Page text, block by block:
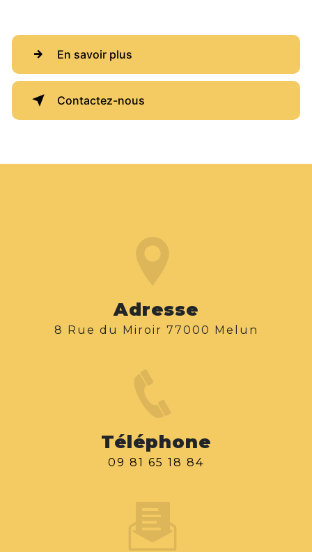
En savoir plus
Contactez-nous
Adresse
8 Rue du Miroir 77000 Melun
Téléphone
09 81 65 18 84